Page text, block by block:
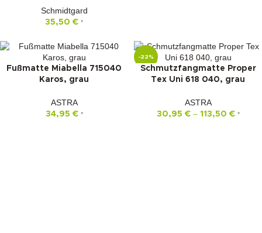
Schmidtgard
35,50 € *
Fußmatte Miabella 715040
Karos, grau
ASTRA
34,95 € *
-22%
Schmutzfangmatte Proper
Tex Uni 618 040, grau
ASTRA
30,95 €– 113,50 € *